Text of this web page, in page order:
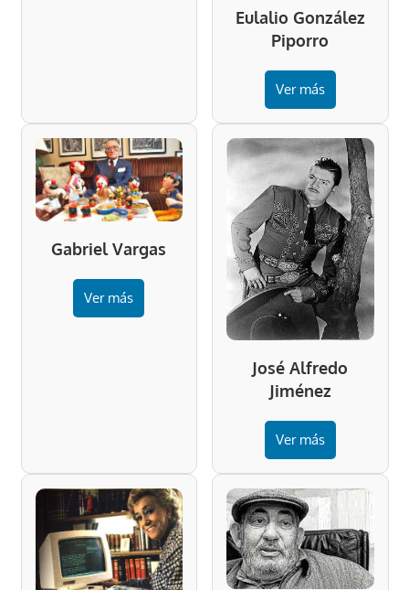
Eulalio González
Piporro
Ver más
Gabriel Vargas
Ver más
José Alfredo
Jiménez
Ver más